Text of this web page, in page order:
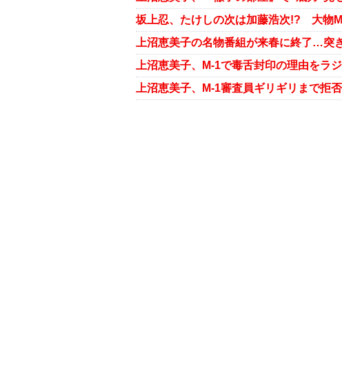
坂上忍、たけしの次は加藤浩次!? 大物
上沼恵美子の名物番組が来春に終了…突
上沼恵美子、M-1で毒舌封印の理由を
上沼恵美子、M-1審査員ギリギリまで